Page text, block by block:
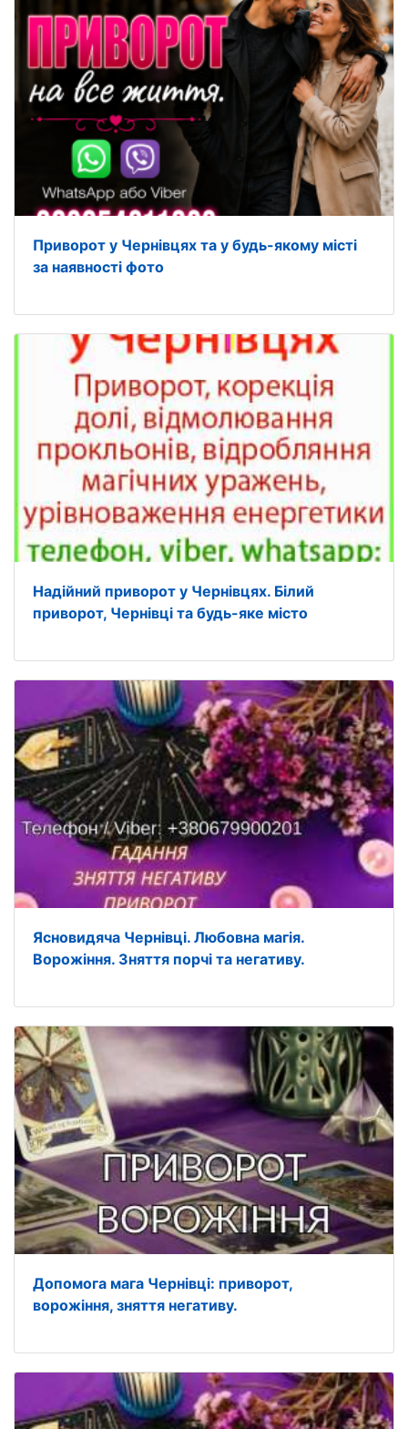
Приворот у Чернівцях та у будь-якому місті
за наявності фото
Надійний приворот у Чернівцях. Білий
приворот, Чернівці та будь-яке місто
Ясновидяча Чернівці. Любовна магія.
Ворожіння. Зняття порчі та негативу.
Допомога мага Чернівці: приворот,
ворожіння, зняття негативу.